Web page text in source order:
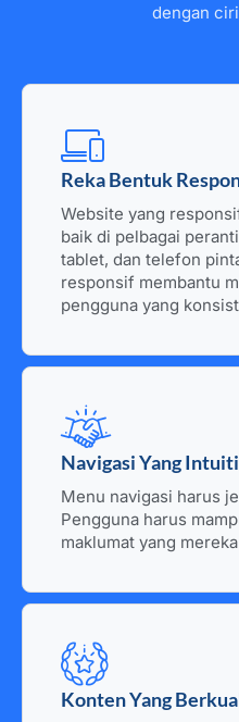
dengan
Reka Bentuk
Website yang
baik di pelbagai
tablet, dan telefon
responsif membantu
pengguna yang
Navigasi Yang
Menu navigasi harus
Pengguna harus
maklumat yang
Konten Yang